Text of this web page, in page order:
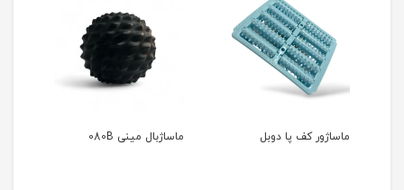
ماساژور کف پا دوبل ماساژبال مینی 080B